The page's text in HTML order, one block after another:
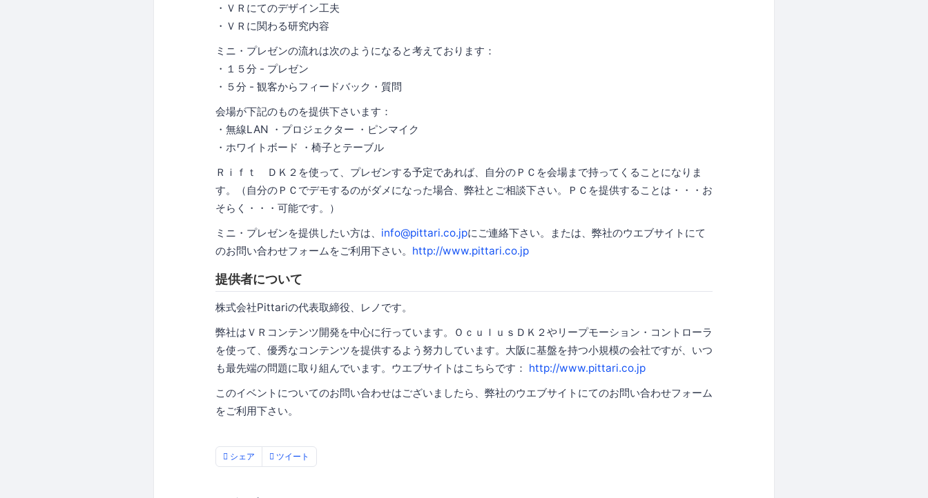
・ＶＲにてのデザイン工夫
・ＶＲに関わる研究内容
ミニ・プレゼンの流れは次のようになると考えております：
・１５分 - プレゼン
・５分 - 観客からフィードバック・質問
会場が下記のものを提供下さいます：
・無線LAN ・プロジェクター ・ピンマイク
・ホワイトボード ・椅子とテーブル
Ｒｉｆｔ ＤＫ２を使って、プレゼンする予定であれば、自分のＰＣを会場まで持ってくることになりま
す。（自分のＰＣでデモするのがダメになった場合、弊社とご相談下さい。ＰＣを提供することは・・・お
そらく・・・可能です。）
ミニ・プレゼンを提供したい方は、 info@pittari.co.jpにご連絡下さい。または、弊社のウエブサイトにて
のお問い合わせフォームをご利用下さい。 http://www.pittari.co.jp
提供者について
株式会社Pittariの代表取締役、レノです。
弊社はＶＲコンテンツ開発を中心に行っています。ＯｃｕｌｕｓＤＫ２やリープモーション・コントローラ
を使って、優秀なコンテンツを提供するよう努力しています。大阪に基盤を持つ小規模の会社ですが、いつ
も最先端の問題に取り組んでいます。ウエブサイトはこちらです： http://www.pittari.co.jp
このイベントについてのお問い合わせはございましたら、弊社のウエブサイトにてのお問い合わせフォーム
をご利用下さい。
シェア ツイート